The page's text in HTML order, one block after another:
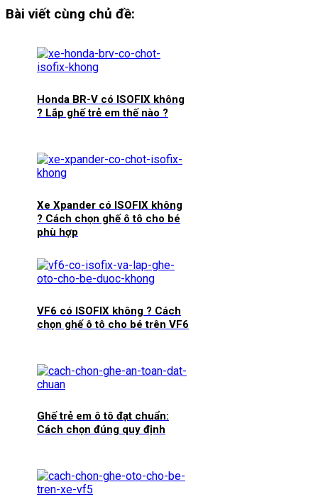
Bài viết cùng chủ đề:
Honda BR-V có ISOFIX không
? Lắp ghế trẻ em thế nào ?
Xe Xpander có ISOFIX không
? Cách chọn ghế ô tô cho bé
phù hợp
VF6 có ISOFIX không ? Cách
chọn ghế ô tô cho bé trên VF6
Ghế trẻ em ô tô đạt chuẩn:
Cách chọn đúng quy định